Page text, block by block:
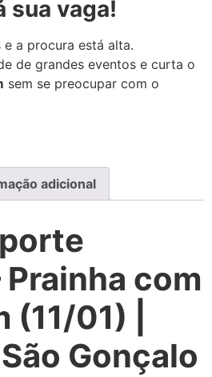
sua vaga!
a procura está alta.
de grandes eventos e curta o
sem se preocupar com o
adicional
com
01) |
Gonçalo